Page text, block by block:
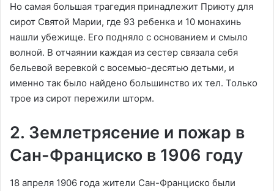
Но самая большая трагедия принадлежит Приюту для
сирот Святой Марии, где 93 ребенка и 10 монахинь
нашли убежище. Его подняло с основанием и смыло
волной. В отчаянии каждая из сестер связала себя
бельевой веревкой с восемью-десятью детьми, и
именно так было найдено большинство их тел. Только
трое из сирот пережили шторм.
2. Землетрясение и пожар в
Сан-Франциско в 1906 году
18 апреля 1906 года жители Сан-Франциско были